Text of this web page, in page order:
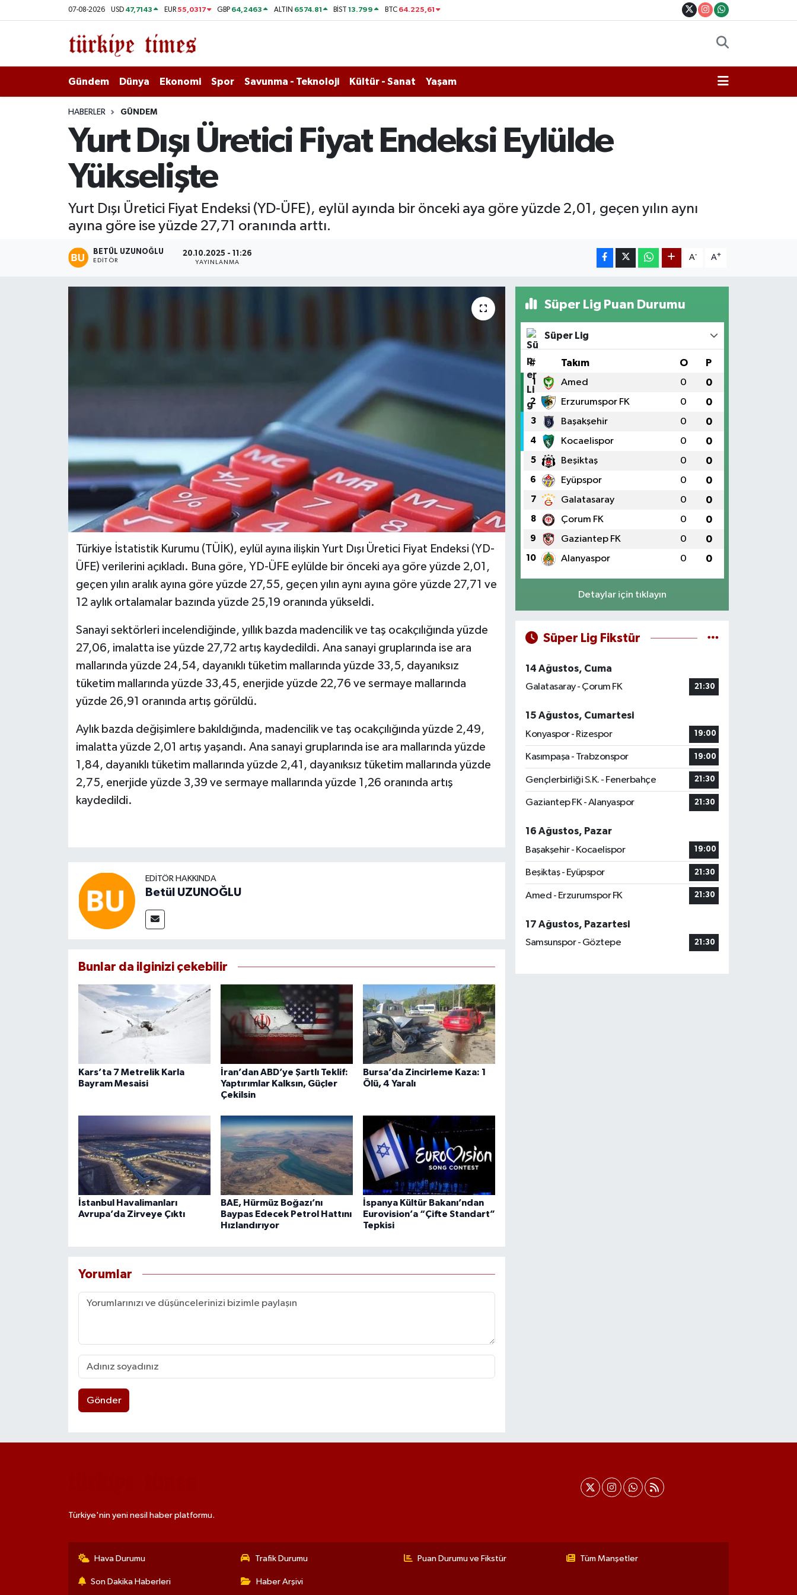
07-08-2026 USD 47,7143 EUR55,0317 GBP 64,2463 ALTIN 6574.81 BİST13.799 BTC 64.225,61
Gündem Dünya Ekonomi Spor Savunma - Teknoloji Kültür - Sanat Yaşam
HABERLER GÜNDEM
Yurt Dışı Üretici Fiyat Endeksi Eylülde
Yükselişte
Yurt Dışı Üretici Fiyat Endeksi (YD-ÜFE), eylül ayında bir önceki aya göre yüzde 2,01, geçen yılın aynı
ayına göre ise yüzde 27,71 oranında arttı.
BETÜL UZUNOĞLU
EDITÖR
20.10.2025 - 11:26
YAYINLANMA
A- A+
Türkiye İstatistik Kurumu (TÜİK), eylül ayına ilişkin Yurt Dışı Üretici Fiyat Endeksi (YD-
ÜFE) verilerini açıkladı. Buna göre, YD-ÜFE eylülde bir önceki aya göre yüzde 2,01,
geçen yılın aralık ayına göre yüzde 27,55, geçen yılın aynı ayına göre yüzde 27,71 ve
12 aylık ortalamalar bazında yüzde 25,19 oranında yükseldi.
Sanayi sektörleri incelendiğinde, yıllık bazda madencilik ve taş ocakçılığında yüzde
27,06, imalatta ise yüzde 27,72 artış kaydedildi. Ana sanayi gruplarında ise ara
mallarında yüzde 24,54, dayanıklı tüketim mallarında yüzde 33,5, dayanıksız
tüketim mallarında yüzde 33,45, enerjide yüzde 22,76 ve sermaye mallarında
yüzde 26,91 oranında artış görüldü.
Aylık bazda değişimlere bakıldığında, madencilik ve taş ocakçılığında yüzde 2,49,
imalatta yüzde 2,01 artış yaşandı. Ana sanayi gruplarında ise ara mallarında yüzde
1,84, dayanıklı tüketim mallarında yüzde 2,41, dayanıksız tüketim mallarında yüzde
2,75, enerjide yüzde 3,39 ve sermaye mallarında yüzde 1,26 oranında artış
kaydedildi.
EDITÖR HAKKINDA
Betül UZUNOĞLU
Bunlar da ilginizi çekebilir
Kars’ta 7 Metrelik Karla
Bayram Mesaisi
İran’dan ABD’ye Şartlı Teklif:
Yaptırımlar Kalksın, Güçler
Çekilsin
Bursa’da Zincirleme Kaza: 1
Ölü, 4 Yaralı
İstanbul Havalimanları
Avrupa’da Zirveye Çıktı
BAE, Hürmüz Boğazı’nı
Baypas Edecek Petrol Hattını
Hızlandırıyor
İspanya Kültür Bakanı’ndan
Eurovision’a “Çifte Standart”
Tepkisi
Yorumlar
Gönder
Süper Lig Puan Durumu
Süper Lig
# Takım O P
1 Amed 0 0
2 Erzurumspor FK 0 0
3 Başakşehir 0 0
4 Kocaelispor 0 0
5 Beşiktaş 0 0
6 Eyüpspor 0 0
7 Galatasaray 0 0
8 Çorum FK 0 0
9 Gaziantep FK 0 0
10 Alanyaspor 0 0
Detaylar için tıklayın
Süper Lig Fikstür
14 Ağustos, Cuma
Galatasaray - Çorum FK
21:30
15 Ağustos, Cumartesi
Konyaspor - Rizespor
19:00
Kasımpaşa - Trabzonspor 19:00
Gençlerbirliği S.K. - Fenerbahçe 21:30
Gaziantep FK - Alanyaspor 21:30
16 Ağustos, Pazar
Başakşehir - Kocaelispor
19:00
Beşiktaş - Eyüpspor 21:30
Amed - Erzurumspor FK 21:30
17 Ağustos, Pazartesi
Samsunspor - Göztepe
21:30
Türkiye'nin yeni nesil haber platformu.
Hava Durumu Trafik Durumu Puan Durumu ve Fikstür Tüm Manşetler
Son Dakika Haberleri Haber Arşivi
Gündem
Savunma - Teknoloji
Hava Durumu
Süper Lig Puan Durumu ve Fikstür
Tüm Manşetler
Son Dakika Haberleri